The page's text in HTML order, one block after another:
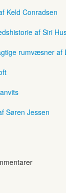
Keld Conradsen
af Siri
rumvæsner af
Søren Jessen